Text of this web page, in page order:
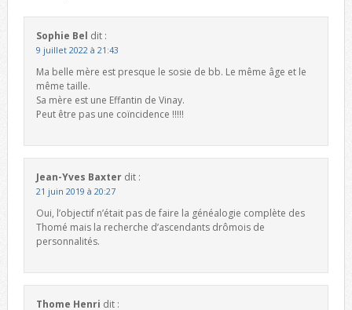
Sophie Bel dit :
9 juillet 2022 à 21:43
Ma belle mère est presque le sosie de bb. Le même âge et le
même taille.
Sa mère est une Effantin de Vinay.
Peut être pas une coïncidence !!!!!
Jean-Yves Baxter dit :
21 juin 2019 à 20:27
Oui, l’objectif n’était pas de faire la généalogie complète des
Thomé mais la recherche d’ascendants drômois de
personnalités.
Thome Henri dit :